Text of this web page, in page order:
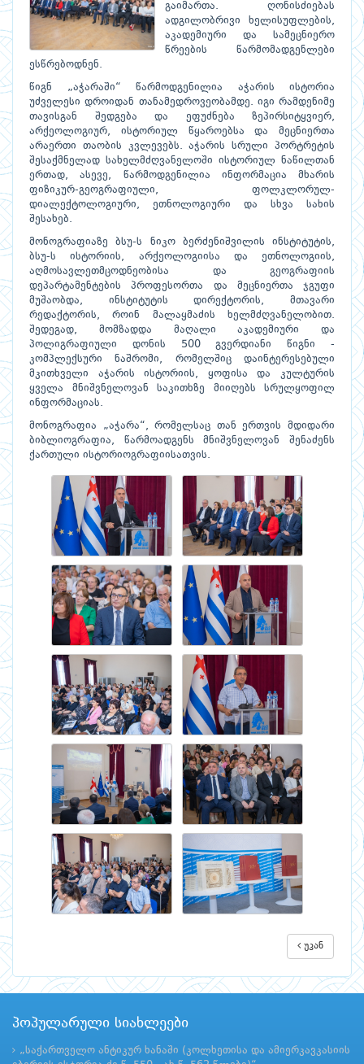
გაიმართა. ღონისძიებას
ადგილობრივი ხელისუფლების,
აკადემიური და სამეცნიერო
წრეების წარმომადგენლები
ესწრებოდნენ.
წიგნ „აჭარაში“ წარმოდგენილია აჭარის ისტორია
უძველესი დროიდან თანამედროვეობამდე. იგი რამდენიმე
თავისგან შედგება და ეფუძნება ზეპირსიტყვიერ,
არქეოლოგიურ, ისტორიულ წყაროებსა და მეცნიერთა
არაერთი თაობის კვლევებს. აჭარის სრული პორტრეტის
შესაქმნელად სახელმძღვანელოში ისტორიულ ნაწილთან
ერთად, ასევე, წარმოდგენილია ინფორმაცია მხარის
ფიზიკურ-გეოგრაფიული, ფოლკლორულ-
დიალექტოლოგიური, ეთნოლოგიური და სხვა სახის
შესახებ.
მონოგრაფიაზე ბსუ-ს ნიკო ბერძენიშვილის ინსტიტუტის,
ბსუ-ს ისტორიის, არქეოლოგიისა და ეთნოლოგიის,
აღმოსავლეთმცოდნეობისა და გეოგრაფიის
დეპარტამენტების პროფესორთა და მეცნიერთა ჯგუფი
მუშაობდა, ინსტიტუტის დირექტორის, მთავარი
რედაქტორის, როინ მალაყმაძის ხელმძღვანელობით.
შედეგად, მომზადდა მაღალი აკადემიური და
პოლიგრაფიული დონის 500 გვერდიანი წიგნი -
კომპლექსური ნაშრომი, რომელშიც დაინტერესებული
მკითხველი აჭარის ისტორიის, ყოფისა და კულტურის
ყველა მნიშვნელოვან საკითხზე მიიღებს სრულყოფილ
ინფორმაციას.
მონოგრაფია „აჭარა“, რომელსაც თან ერთვის მდიდარი
ბიბლიოგრაფია, წარმოადგენს მნიშვნელოვან შენაძენს
ქართული ისტორიოგრაფიისათვის.
უკან
პოპულარული სიახლეები
„საქართველო ანტიკურ ხანაში (კოლხეთისა და ამიერკავკასიის